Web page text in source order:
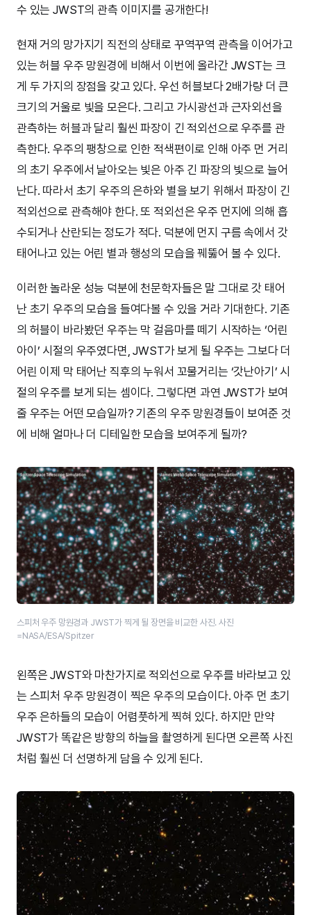
수 있는 JWST의 관측 이미지를 공개한다!
현재 거의 망가지기 직전의 상태로 꾸역꾸역 관측을 이어가고
있는 허블 우주 망원경에 비해서 이번에 올라간 JWST는 크
게 두 가지의 장점을 갖고 있다. 우선 허블보다 2배가량 더 큰
크기의 거울로 빛을 모은다. 그리고 가시광선과 근자외선을
관측하는 허블과 달리 훨씬 파장이 긴 적외선으로 우주를 관
측한다. 우주의 팽창으로 인한 적색편이로 인해 아주 먼 거리
의 초기 우주에서 날아오는 빛은 아주 긴 파장의 빛으로 늘어
난다. 따라서 초기 우주의 은하와 별을 보기 위해서 파장이 긴
적외선으로 관측해야 한다. 또 적외선은 우주 먼지에 의해 흡
수되거나 산란되는 정도가 적다. 덕분에 먼지 구름 속에서 갓
태어나고 있는 어린 별과 행성의 모습을 꿰뚫어 볼 수 있다.
이러한 놀라운 성능 덕분에 천문학자들은 말 그대로 갓 태어
난 초기 우주의 모습을 들여다볼 수 있을 거라 기대한다. 기존
의 허블이 바라봤던 우주는 막 걸음마를 떼기 시작하는 ‘어린
아이’ 시절의 우주였다면, JWST가 보게 될 우주는 그보다 더
어린 이제 막 태어난 직후의 누워서 꼬물거리는 ‘갓난아기’ 시
절의 우주를 보게 되는 셈이다. 그렇다면 과연 JWST가 보여
줄 우주는 어떤 모습일까? 기존의 우주 망원경들이 보여준 것
에 비해 얼마나 더 디테일한 모습을 보여주게 될까?
스피처 우주 망원경과 JWST가 찍게 될 장면을 비교한 사진. 사진
=NASA/ESA/Spitzer
왼쪽은 JWST와 마찬가지로 적외선으로 우주를 바라보고 있
는 스피처 우주 망원경이 찍은 우주의 모습이다. 아주 먼 초기
우주 은하들의 모습이 어렴풋하게 찍혀 있다. 하지만 만약
JWST가 똑같은 방향의 하늘을 촬영하게 된다면 오른쪽 사진
처럼 훨씬 더 선명하게 담을 수 있게 된다.